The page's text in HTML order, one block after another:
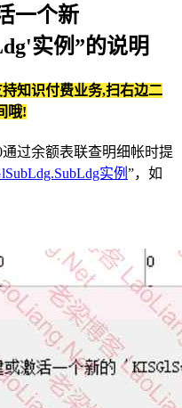
一个新
实例”的说明
知识付费业务,扫右边二
哦!
过余额表联查明细帐时提
实例 ”，如